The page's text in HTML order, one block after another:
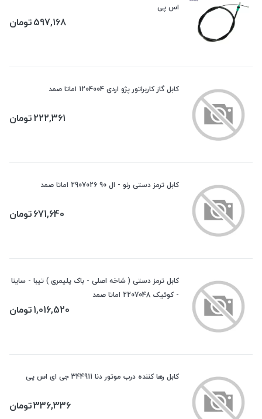
اس پی
597,168تومان
کابل گاز کاربراتور پژو اردی 1204004 اماتا صمد
222,361تومان
کابل ترمز دستی رنو - ال 90 2907026 اماتا صمد
671,640تومان
کابل ترمز دستی ( شاخه اصلی - باک پلیمری ) تیبا - ساینا
- کوئیک 2207048 اماتا صمد
1,016,520تومان
کابل رها کننده درب موتور دنا 344911 جی ای اس پی
336,336تومان